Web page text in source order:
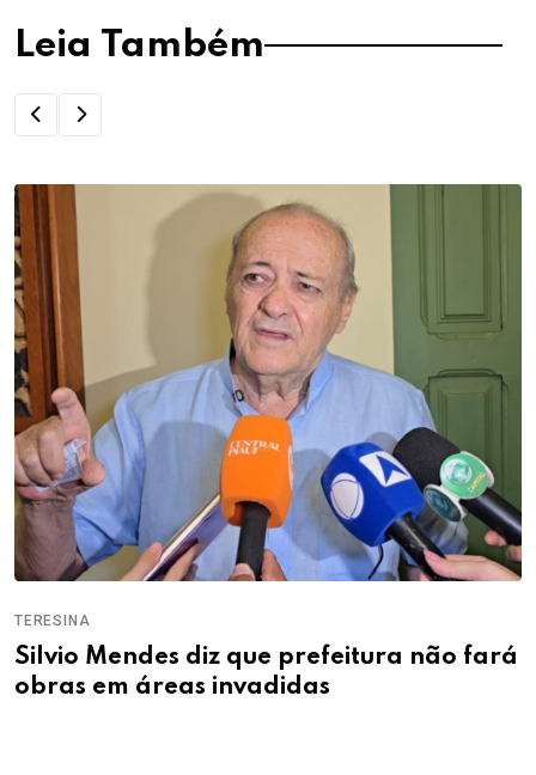
Leia Também
TERESINA
Silvio Mendes diz que prefeitura não fará
obras em áreas invadidas